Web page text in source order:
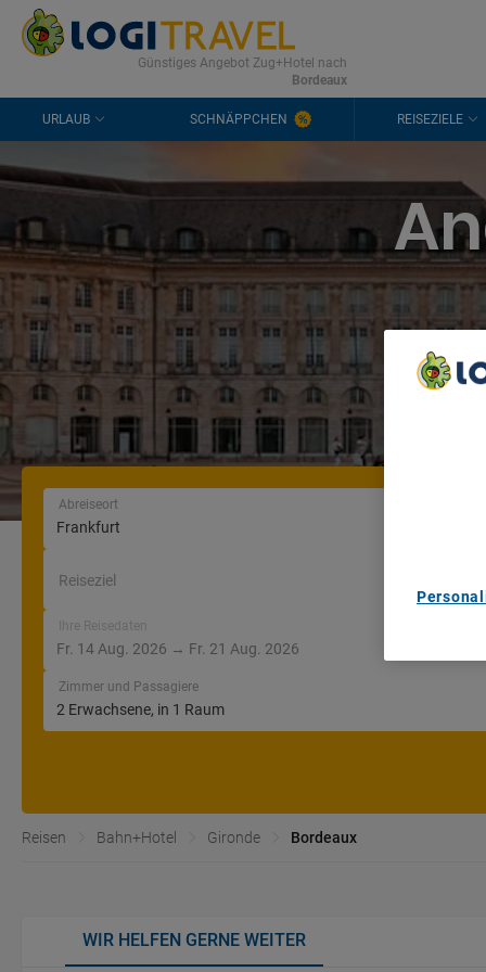
KONTAKT HÄUFIGE FRAGEN 0298 1909 3897
Günstiges Angebot Zug+Hotel nach
Bordeaux
URLAUB SCHNÄPPCHEN REISEZIELE
Abreiseort
Reiseziel
Ihre Reisedaten
Zimmer und Passagiere
Reisen Bahn+Hotel Gironde Bordeaux
WIR HELFEN GERNE WEITER